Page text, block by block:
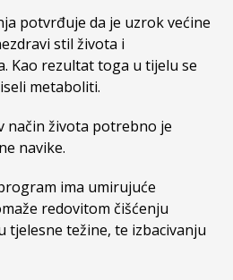
potvrđuje da je uzrok većine
stil života i
Kao rezultat toga u tijelu se
metaboliti.
način života potrebno je
navike.
ima umirujuće
redovitom čišćenju
težine, te izbacivanju